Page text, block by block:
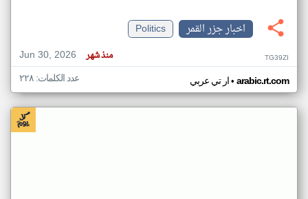
اخبار جزر القمر
Politics
Jun 30, 2026
منذ شهر TG39ZI
ار تي عربي• arabic.rt.com عدد الكلمات: ٢٢٨